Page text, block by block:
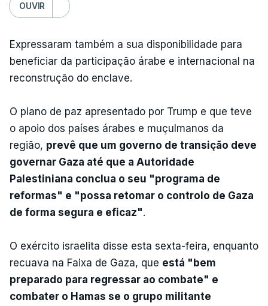
OUVIR
Expressaram também a sua disponibilidade para
beneficiar da participação árabe e internacional na
reconstrução do enclave.
O plano de paz apresentado por Trump e que teve
o apoio dos países árabes e muçulmanos da
região, prevê que um governo de transição deve
governar Gaza até que a Autoridade
Palestiniana conclua o seu "programa de
reformas" e "possa retomar o controlo de Gaza
de forma segura e eficaz".
O exército israelita disse esta sexta-feira, enquanto
recuava na Faixa de Gaza, que está "bem
preparado para regressar ao combate" e
combater o Hamas se o grupo militante